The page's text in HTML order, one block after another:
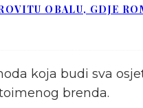
OBALU, GDJE
koja budi sva
brenda.